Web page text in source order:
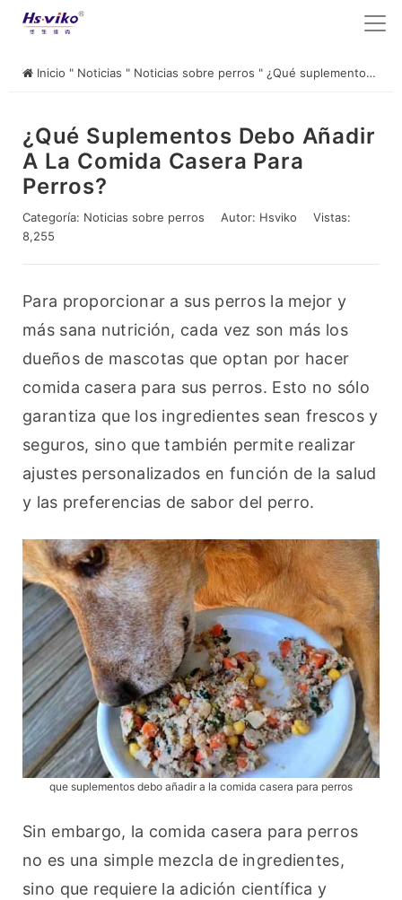
Inicio " Noticias " Noticias sobre perros " ¿Qué suplementos debo añadir a la comida casera para perros?
¿Qué Suplementos Debo Añadir
A La Comida Casera Para
Perros?
Categoría: Noticias sobre perros Autor: Hsviko
Vistas:
8,255
Para proporcionar a sus perros la mejor y
más sana nutrición, cada vez son más los
dueños de mascotas que optan por hacer
comida casera para sus perros. Esto no sólo
garantiza que los ingredientes sean frescos y
seguros, sino que también permite realizar
ajustes personalizados en función de la salud
y las preferencias de sabor del perro.
que suplementos debo añadir a la comida casera para perros
Sin embargo, la comida casera para perros
no es una simple mezcla de ingredientes,
sino que requiere la adición científica y